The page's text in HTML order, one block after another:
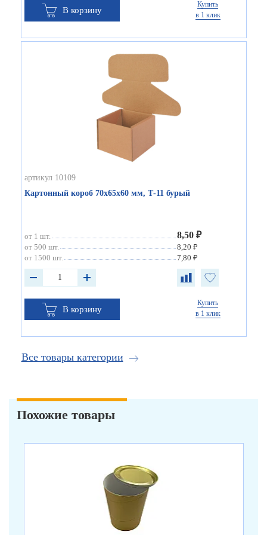
В корзину
Купить
в 1 клик
артикул 10109
Картонный короб 70х65х60 мм, Т-11 бурый
от 1 шт. 8,50 ₽
от 500 шт.
8,20 ₽
от 1500 шт.
7,80 ₽
В корзину
Купить
в 1 клик
Все товары категории
Похожие товары